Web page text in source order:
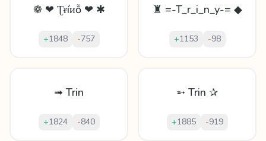
❁ ❤ Ʈᵲíᴎỗ ❤ ✱
+1848 -757
♜ =-T_r_i_n_y-= ◆
+1153 -98
➟ Trin
+1824 -840
➵ Trin ✰
+1885 -919